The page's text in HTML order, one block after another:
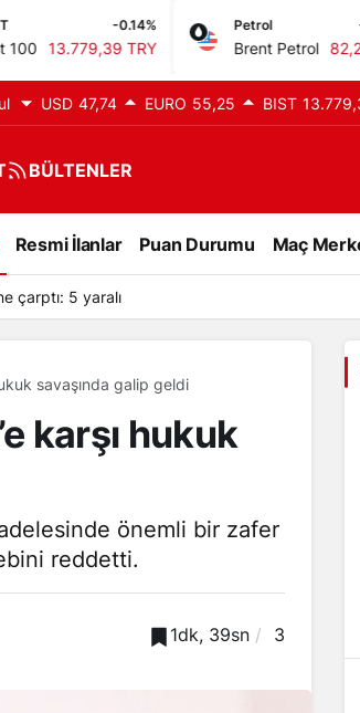
-0.14%
TRY
Petrol -0.34%
Brent Petrol 82,21 USD
USD 47,74 EURO 55,25 BIST
BÜLTENLER
Resmi İlanlar Puan Durumu Maç
çarptı: 5 yaralı
savaşında galip geldi
karşı hukuk
önemli bir zafer
reddetti.
1dk, 39sn 3